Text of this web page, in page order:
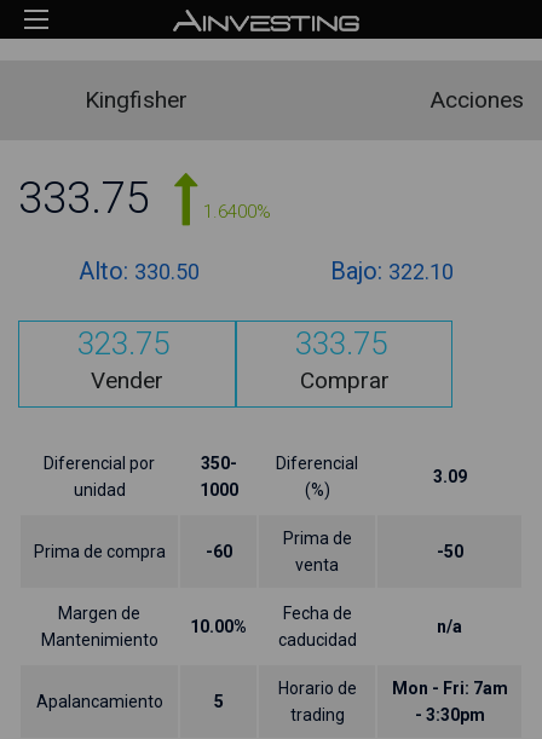
Kingfisher Acciones
333.75 1.6400%
Alto: 330.50 Bajo: 322.10
323.75
Vender
333.75
Comprar
Diferencial por
unidad
350-
1000
Diferencial
(%)
3.09
Prima de compra -60
Prima de
venta
-50
Margen de
Mantenimiento
10.00%
Fecha de
caducidad
n/a
Apalancamiento 5
Horario de
trading
Mon - Fri: 7am
- 3:30pm